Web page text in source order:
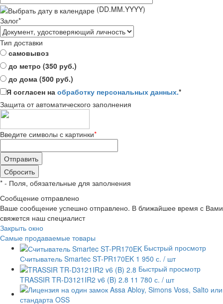
(DD.MM.YYYY)
Залог*
Тип доставки
самовывоз
до метро (350 руб.)
до дома (500 руб.)
Я согласен на обработку персональных данных.*
Защита от автоматического заполнения
Введите символы с картинки*
* - Поля, обязательные для заполнения
Сообщение отправлено
Ваше сообщение успешно отправлено. В ближайшее время с Вами
свяжется наш специалист
Закрыть окно
Самые продаваемые товары
Быстрый просмотр
Считыватель Smartec ST-PR170EK 1 950 с. / шт
Быстрый просмотр
TRASSIR TR-D3121IR2 v6 (B) 2.8 11 780 с. / шт